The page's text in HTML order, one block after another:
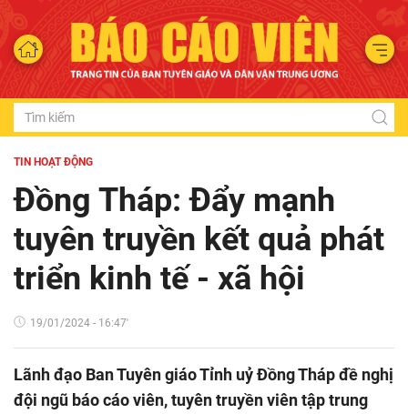
TIN HOẠT ĐỘNG
Đồng Tháp: Đẩy mạnh
tuyên truyền kết quả phát
triển kinh tế - xã hội
19/01/2024 - 16:47'
Lãnh đạo Ban Tuyên giáo Tỉnh uỷ Đồng Tháp đề nghị
đội ngũ báo cáo viên, tuyên truyền viên tập trung